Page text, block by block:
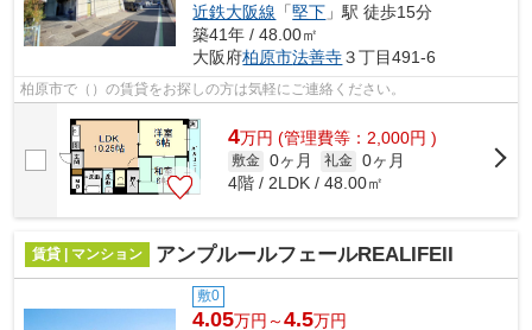
近鉄大阪線 「堅下 」駅 徒歩15分
築41年 / 48.00㎡
大阪府柏原市法善寺３丁目491-6
柏原市で（）の賃貸をお探しの方は気軽にご連絡ください。
4万円 (管理費等：2,000円 )
敷金 0ヶ月 礼金 0ヶ月
4階 / 2LDK / 48.00㎡
賃貸 | マンション アンプルールフェールREALIFEII
敷0
4.05万円～4.5万円